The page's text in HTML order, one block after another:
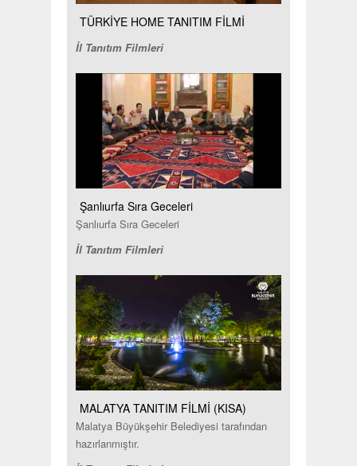
TÜRKİYE HOME TANITIM FİLMİ
İl Tanıtım Filmleri
Şanlıurfa Sıra Geceleri
Şanlıurfa Sıra Geceleri
İl Tanıtım Filmleri
MALATYA TANITIM FİLMİ (KISA)
Malatya Büyükşehir Belediyesi tarafından
hazırlanmıştır.